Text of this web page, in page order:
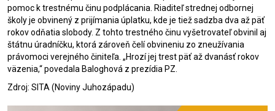
pomoc k trestnému činu podplácania. Riaditeľ strednej odbornej
školy je obvinený z prijímania úplatku, kde je tiež sadzba dva až päť
rokov odňatia slobody. Z tohto trestného činu vyšetrovateľ obvinil aj
štátnu úradníčku, ktorá zároveň čelí obvineniu zo zneužívania
právomoci verejného činiteľa. „Hrozí jej trest päť až dvanásť rokov
väzenia,“ povedala Baloghová z prezídia PZ.
Zdroj: SITA (Noviny Juhozápadu)